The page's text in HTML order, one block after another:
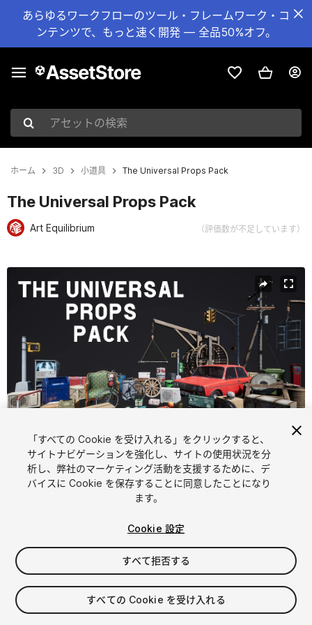
あらゆるワークフローのツール・フレームワーク・コ
ンテンツで、もっと速く開発 — 全品50%オフ。
アセットの検索
ホーム 3D 小道具 The Universal Props Pack
The Universal Props Pack
Art Equilibrium （評価数が不足しています）
1/ 23
$73.99
消費税は決済時に計算されます
「すべての Cookie を受け入れる」をクリックすると、
サイトナビゲーションを強化し、サイトの使用状況を分
析し、弊社のマーケティング活動を支援するために、デ
バイスに Cookie を保存することに同意したことになり
ます。
Cookie 設定
すべて拒否する
すべての Cookie を受け入れる